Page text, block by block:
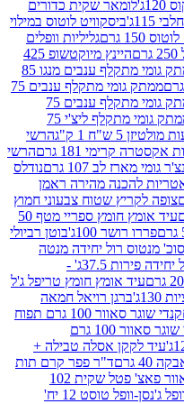
שקית כדורים
לוטוס במילוי
גליליות וופלים
היינץ מיוקטשופ 425
ממתק גומי מתקלף ענבים מנגו 85
ממתק גומי מתקלף ענבים 75
ממתק גומי מתקלף ענבים 75
ממתק גומי מתקלף ליצ'י 75
הרשי
גרם
הרשי
גרם
נודלס
מהירה ראמן
שטוח צבעוני חמוץ
עיד אומץ חומץ ספריי מטף 50
100ג'
בוטן רביולי
יחידה מנטה
סוכ' מנטוס רול יחידה פירות 37.5ג' -
חומץ טריפל ג'ל
רויאל חמאה
קנדי שוגר סאוור 100 גרם תפוח
קנדי שוגר סאוור 100 גרם
אסלה טבילה +
ד"ר פפר קרם תות
סאוור פאצ' פטל שקית 102
וופל ג'נסן-וופל טוסט 12 יח'